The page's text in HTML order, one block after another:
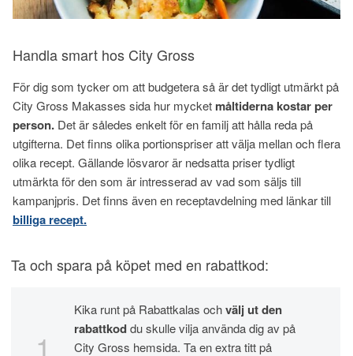
Handla smart hos City Gross
För dig som tycker om att budgetera så är det tydligt utmärkt på
City Gross Makasses sida hur mycket måltiderna kostar per
person. Det är således enkelt för en familj att hålla reda på
utgifterna. Det finns olika portionspriser att välja mellan och flera
olika recept. Gällande lösvaror är nedsatta priser tydligt
utmärkta för den som är intresserad av vad som säljs till
kampanjpris. Det finns även en receptavdelning med länkar till
billiga recept.
Ta och spara på köpet med en rabattkod:
Kika runt på Rabattkalas ochvälj ut den
rabattkoddu skulle vilja använda dig av på
City Gross hemsida. Ta en extra titt på